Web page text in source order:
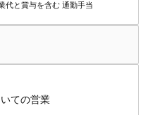
代と賞与を含む 通勤手当
ての営業